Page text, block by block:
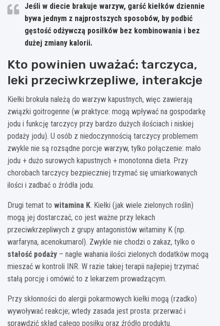
Jeśli w diecie brakuje warzyw, garść kiełków dziennie
bywa jednym z najprostszych sposobów, by podbić
gęstość odżywczą posiłków bez kombinowania i bez
dużej zmiany kalorii.
Kto powinien uważać: tarczyca,
leki przeciwkrzepliwe, interakcje
Kiełki brokuła należą do warzyw kapustnych, więc zawierają
związki goitrogenne (w praktyce: mogą wpływać na gospodarkę
jodu i funkcję tarczycy przy bardzo dużych ilościach i niskiej
podaży jodu). U osób z niedoczynnością tarczycy problemem
zwykle nie są rozsądne porcje warzyw, tylko połączenie: mało
jodu + dużo surowych kapustnych + monotonna dieta. Przy
chorobach tarczycy bezpieczniej trzymać się umiarkowanych
ilości i zadbać o źródła jodu.
Drugi temat to witamina K. Kiełki (jak wiele zielonych roślin)
mogą jej dostarczać, co jest ważne przy lekach
przeciwkrzepliwych z grupy antagonistów witaminy K (np.
warfaryna, acenokumarol). Zwykle nie chodzi o zakaz, tylko o
stałość podaży – nagłe wahania ilości zielonych dodatków mogą
mieszać w kontroli INR. W razie takiej terapii najlepiej trzymać
stałą porcję i omówić to z lekarzem prowadzącym.
Przy skłonności do alergii pokarmowych kiełki mogą (rzadko)
wywoływać reakcje; wtedy zasada jest prosta: przerwać i
sprawdzić skład całego posiłku oraz źródło produktu.